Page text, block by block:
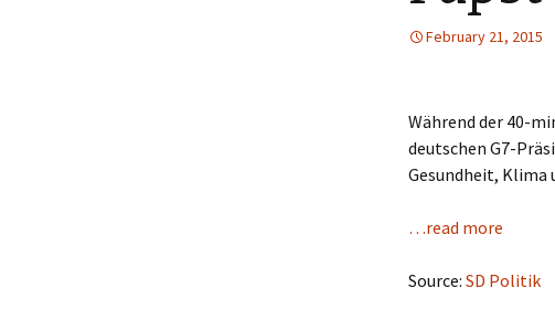
February 21, 2015
Während der 40-
deutschen G7-
Gesundheit, Klima
…read more
Source: SD Politik